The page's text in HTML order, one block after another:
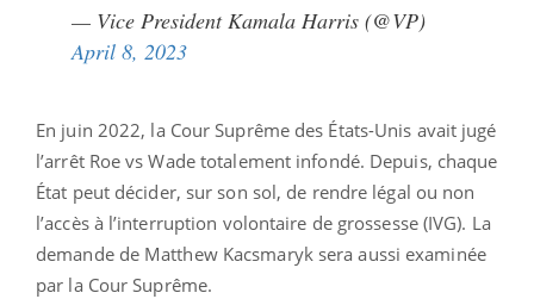
— Vice President Kamala Harris (@VP)
April 8, 2023
En juin 2022, la Cour Suprême des États-Unis avait jugé
l’arrêt Roe vs Wade totalement infondé. Depuis, chaque
État peut décider, sur son sol, de rendre légal ou non
l’accès à l’interruption volontaire de grossesse (IVG). La
demande de Matthew Kacsmaryk sera aussi examinée
par la Cour Suprême.